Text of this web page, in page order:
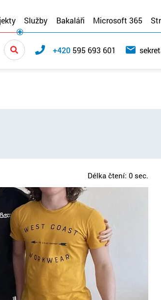
Služby Bakaláři Microsoft 365
+420 595 693 601
Délka čtení: 0 sec.